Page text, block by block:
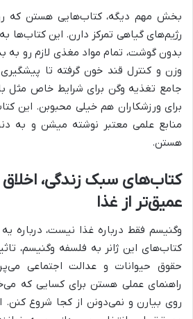
بخش مهم دیگه، کتاب‌هایی هستن که
رژیم‌های گیاهی تمرکز دارن. این کتاب‌ها
بدون گوشت، تمام مواد مغذی لازم رو
وزن و کنترل قند خون گرفته تا پیشگیری
جامع تغذیه وگن برای شرایط خاص مثل
برای ورزشکاران هم خیلی محبوبن. این
منابع علمی معتبر نوشته میشن و به
هستن.
کتاب‌های سبک زندگی،
عمیق‌تر از غذا
وگنیسم فقط درباره غذا نیست، درباره
کتاب‌های این ژانر به فلسفه وگنیسم،
حقوق حیوانات و عدالت اجتماعی
راهنمای عملی هستن برای کسایی که
روی بیارن و نمی‌دونن از کجا شروع